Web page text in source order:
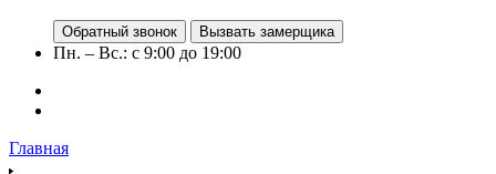
Обратный звонок Вызвать замерщика
Пн. – Вс.: с 9:00 до 19:00
Главная